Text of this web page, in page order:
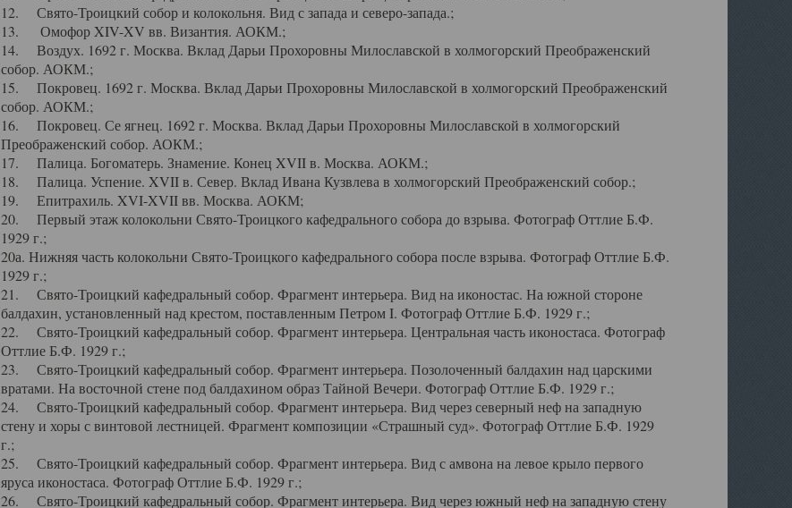
12. Свято-Троицкий собор и колокольня. Вид с запада и северо-запада.;
13. Омофор XIV-XV вв. Византия. АОКМ.;
14. Воздух. 1692 г. Москва. Вклад Дарьи Прохоровны Милославской в холмогорский Преображенский
собор. АОКМ.;
15. Покровец. 1692 г. Москва. Вклад Дарьи Прохоровны Милославской в холмогорский Преображенский
собор. АОКМ.;
16. Покровец. Се ягнец. 1692 г. Москва. Вклад Дарьи Прохоровны Милославской в холмогорский
Преображенский собор. АОКМ.;
17. Палица. Богоматерь. Знамение. Конец XVII в. Москва. АОКМ.;
18. Палица. Успение. XVII в. Север. Вклад Ивана Кузвлева в холмогорский Преображенский собор.;
19. Епитрахиль. XVI-XVII вв. Москва. АОКМ;
20. Первый этаж колокольни Свято-Троицкого кафедрального собора до взрыва. Фотограф Оттлие Б.Ф.
1929 г.;
20а. Нижняя часть колокольни Свято-Троицкого кафедрального собора после взрыва. Фотограф Оттлие Б.Ф.
1929 г.;
21. Свято-Троицкий кафедральный собор. Фрагмент интерьера. Вид на иконостас. На южной стороне
балдахин, установленный над крестом, поставленным Петром I. Фотограф Оттлие Б.Ф. 1929 г.;
22. Свято-Троицкий кафедральный собор. Фрагмент интерьера. Центральная часть иконостаса. Фотограф
Оттлие Б.Ф. 1929 г.;
23. Свято-Троицкий кафедральный собор. Фрагмент интерьера. Позолоченный балдахин над царскими
вратами. На восточной стене под балдахином образ Тайной Вечери. Фотограф Оттлие Б.Ф. 1929 г.;
24. Свято-Троицкий кафедральный собор. Фрагмент интерьера. Вид через северный неф на западную
стену и хоры с винтовой лестницей. Фрагмент композиции «Страшный суд». Фотограф Оттлие Б.Ф. 1929
г.;
25. Свято-Троицкий кафедральный собор. Фрагмент интерьера. Вид с амвона на левое крыло первого
яруса иконостаса. Фотограф Оттлие Б.Ф. 1929 г.;
26. Свято-Троицкий кафедральный собор. Фрагмент интерьера. Вид через южный неф на западную стену